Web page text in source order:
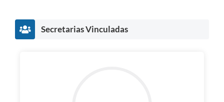
Secretarias Vinculadas